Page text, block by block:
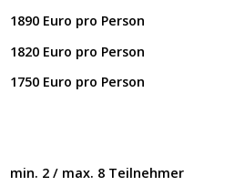
1890 Euro pro Person
1820 Euro pro Person
1750 Euro pro Person
min. 2 / max. 8 Teilnehmer